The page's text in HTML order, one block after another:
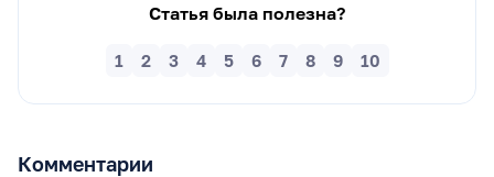
Статья была полезна?
10
9
8
7
6
5
4
3
2
1
Комментарии